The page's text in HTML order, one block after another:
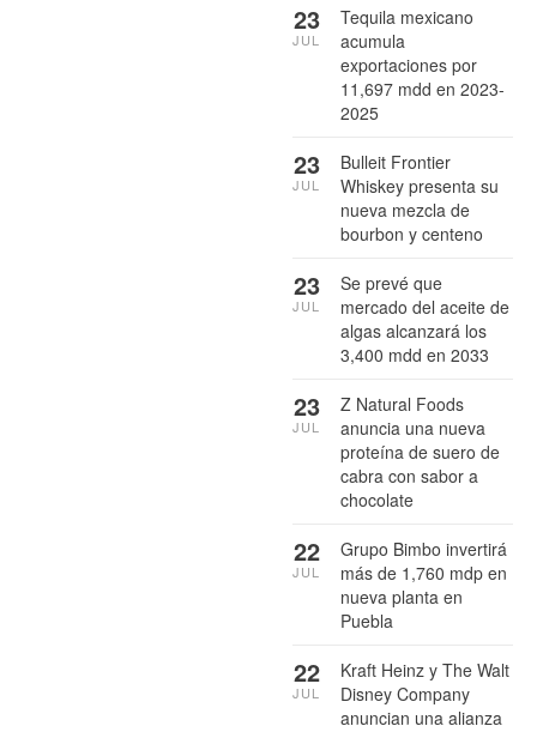
Tequila mexicano
acumula
exportaciones por
11,697 mdd en 2023-
2025
23
JUL
Bulleit Frontier
Whiskey presenta su
nueva mezcla de
bourbon y centeno
23
JUL
Se prevé que
mercado del aceite de
algas alcanzará los
3,400 mdd en 2033
23
JUL
Z Natural Foods
anuncia una nueva
proteína de suero de
cabra con sabor a
chocolate
23
JUL
Grupo Bimbo invertirá
más de 1,760 mdp en
nueva planta en
Puebla
22
JUL
Kraft Heinz y The Walt
Disney Company
anuncian una alianza
22
JUL